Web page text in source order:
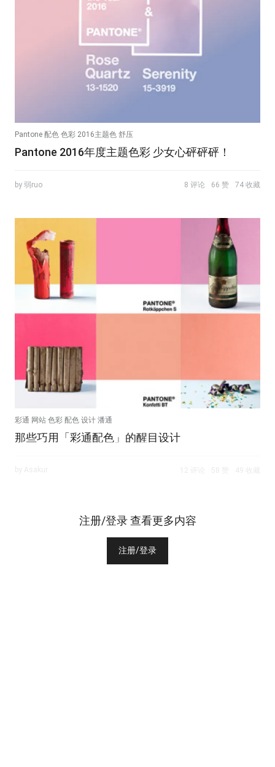
Pantone 配色 色彩 2016主题色 舒压
Pantone 2016年度主题色彩 少女心砰砰砰！
by 弱ruo 8 评论 66 赞 74 收藏
彩通 网站 色彩 配色 设计 潘通
那些巧用「彩通配色」的醒目设计
注册/登录 查看更多内容
注册/登录